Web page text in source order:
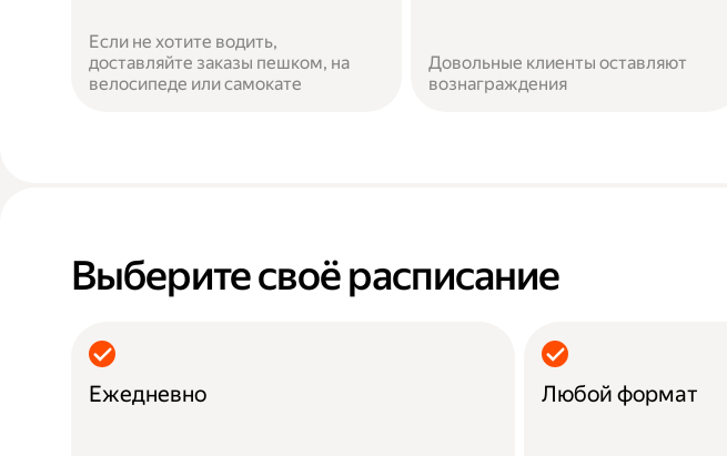
Если не хотите водить,
доставляйте заказы пешком, на
велосипеде или самокате
Довольные клиенты оставляют
вознаграждения
Выберите своё расписание
Ежедневно Любой формат